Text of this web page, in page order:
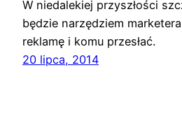
W niedalekiej przyszłości
będzie narzędziem
reklamę i komu przesłać.
20 lipca, 2014